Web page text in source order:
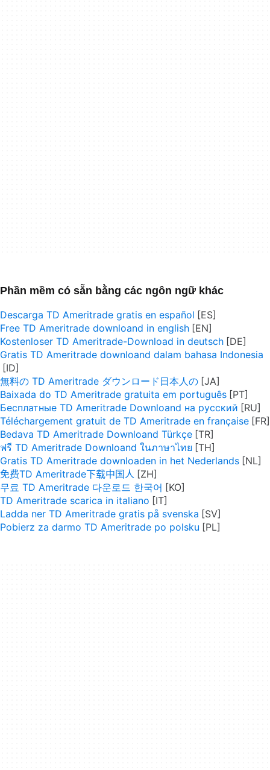
Phần mềm có sẵn bằng các ngôn ngữ khác
Descarga TD Ameritrade gratis en español
Free TD Ameritrade downloand in english
Kostenloser TD Ameritrade-Download in deutsch
Gratis TD Ameritrade downloand dalam bahasa Indonesia
無料の TD Ameritrade ダウンロード日本人の
Baixada do TD Ameritrade gratuita em português
Бесплатные TD Ameritrade Downloand на русский
Téléchargement gratuit de TD Ameritrade en française
Bedava TD Ameritrade Downloand Türkçe
ฟรี TD Ameritrade Downloand ในภาษาไทย
Gratis TD Ameritrade downloaden in het Nederlands
免费TD Ameritrade下载中国人
무료 TD Ameritrade 다운로드 한국어
TD Ameritrade scarica in italiano
Ladda ner TD Ameritrade gratis på svenska
Pobierz za darmo TD Ameritrade po polsku